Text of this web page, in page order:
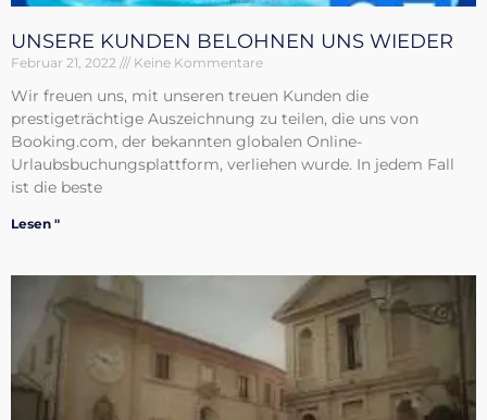
UNSERE KUNDEN BELOHNEN UNS WIEDER
Februar 21, 2022 Keine Kommentare
Wir freuen uns, mit unseren treuen Kunden die
prestigeträchtige Auszeichnung zu teilen, die uns von
Booking.com, der bekannten globalen Online-
Urlaubsbuchungsplattform, verliehen wurde. In jedem Fall
ist die beste
Lesen "